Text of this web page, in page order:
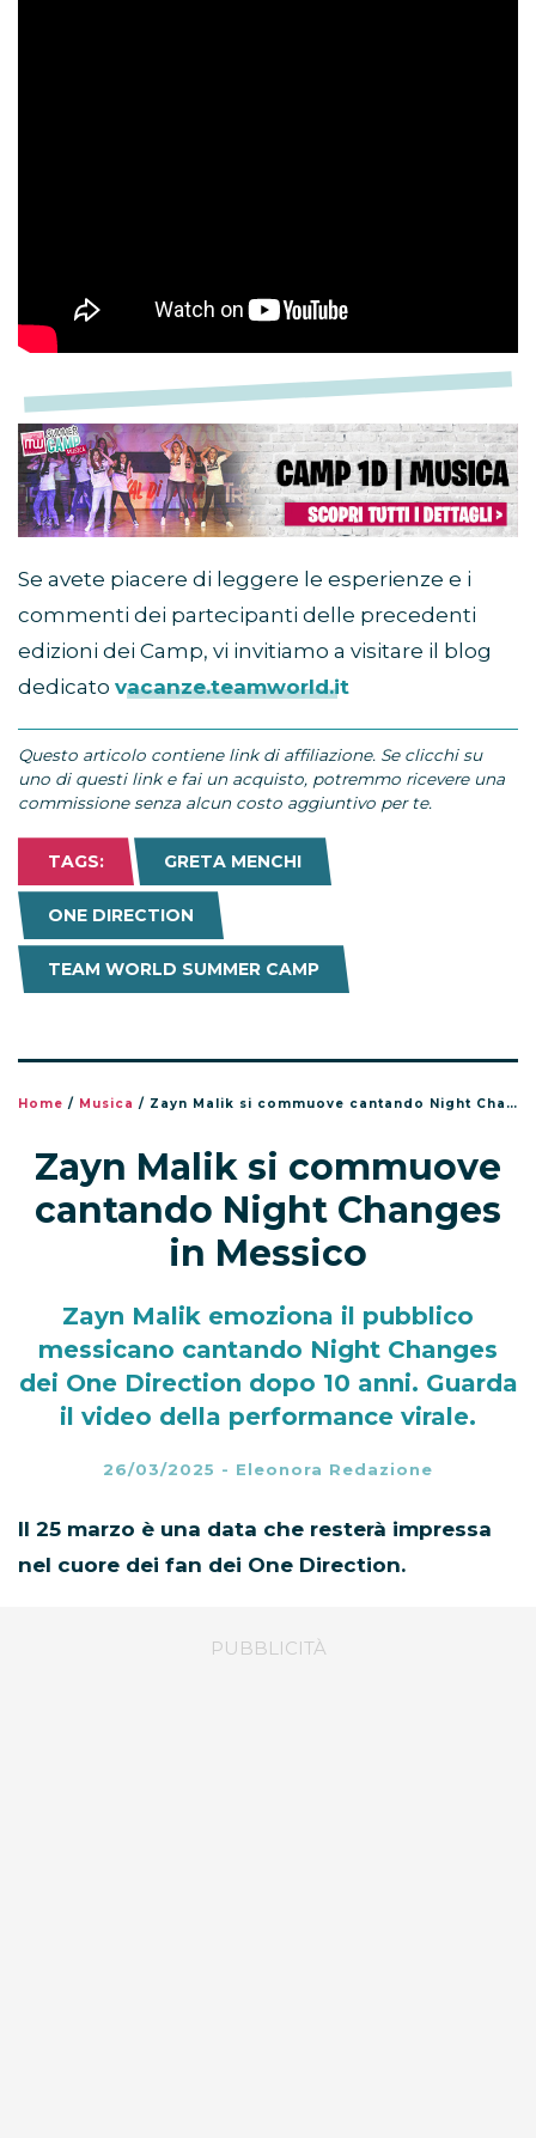
Se avete piacere di leggere le esperienze e i
commenti dei partecipanti delle precedenti
edizioni dei Camp, vi invitiamo a visitare il blog
dedicato vacanze.teamworld.it
Questo articolo contiene link di affiliazione. Se clicchi su
uno di questi link e fai un acquisto, potremmo ricevere una
commissione senza alcun costo aggiuntivo per te.
TAGS: GRETA MENCHI
ONE DIRECTION
TEAM WORLD SUMMER CAMP
Home / Musica / Zayn Malik si commuove cantando Night Changes in Messico
Zayn Malik si commuove
cantando Night Changes
in Messico
Zayn Malik emoziona il pubblico
messicano cantando Night Changes
dei One Direction dopo 10 anni. Guarda
il video della performance virale.
26/03/2025 - Eleonora Redazione
Il 25 marzo è una data che resterà impressa
nel cuore dei fan dei One Direction.